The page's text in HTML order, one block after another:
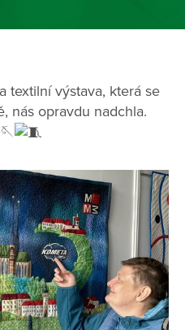
textilní výstava, která se
nás opravdu nadchla.